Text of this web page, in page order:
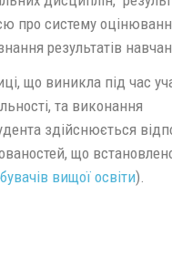
про систему
результатів
що виникла під час
та виконання
здійснюється
що
вищої освіти).